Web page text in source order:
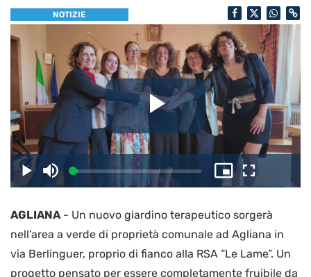
NOTIZIE
il
video
PlayDisattiva
l’audio
Caricato:
3.54%
Picture-
in-
Schermo
intero
AGLIANA- Un nuovo giardino terapeutico sorgerà
nell’area a verde di proprietà comunale ad Agliana in
via Berlinguer, proprio di fianco alla RSA “Le Lame”. Un
progetto pensato per essere completamente fruibile da